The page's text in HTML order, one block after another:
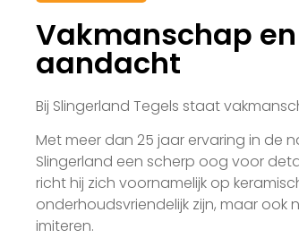
Vakmanschap
aandacht
Bij Slingerland Tegels staat
Met meer dan 25 jaar ervaring in de
Slingerland een scherp oog voor
richt hij zich voornamelijk op
onderhoudsvriendelijk zijn, maar
imiteren.